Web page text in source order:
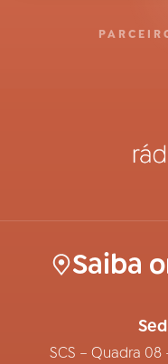
Saiba
SCS – Quadra